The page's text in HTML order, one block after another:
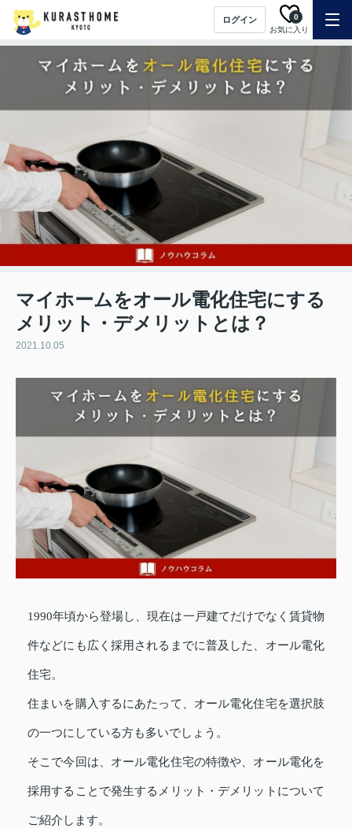
ログイン
お気に入り
0
マイホームをオール電化住宅にする
メリット・デメリットとは？
2021.10.05
1990年頃から登場し、現在は一戸建てだけでなく賃貸物
件などにも広く採用されるまでに普及した、オール電化
住宅。
住まいを購入するにあたって、オール電化住宅を選択肢
の一つにしている方も多いでしょう。
そこで今回は、オール電化住宅の特徴や、オール電化を
採用することで発生するメリット・デメリットについて
ご紹介します。